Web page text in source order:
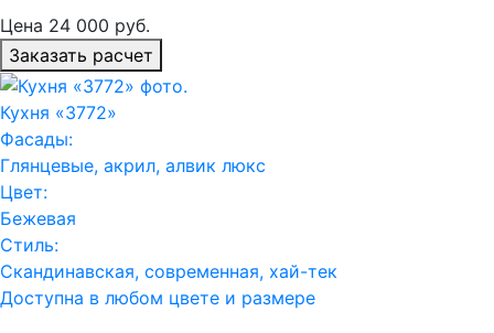
Цена 24 000 руб.
Заказать расчет
Кухня «3772»
Фасады:
Глянцевые, акрил, алвик люкс
Цвет:
Бежевая
Стиль:
Скандинавская, современная, хай-тек
Доступна в любом цвете и размере